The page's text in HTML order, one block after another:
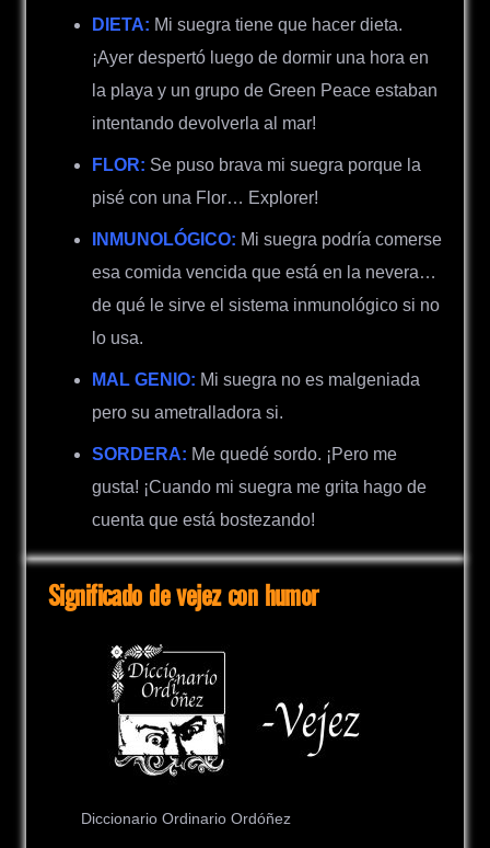
DIETA: Mi suegra tiene que hacer dieta.
¡Ayer despertó luego de dormir una hora en
la playa y un grupo de Green Peace estaban
intentando devolverla al mar!
FLOR: Se puso brava mi suegra porque la
pisé con una Flor… Explorer!
INMUNOLÓGICO: Mi suegra podría comerse
esa comida vencida que está en la nevera…
de qué le sirve el sistema inmunológico si no
lo usa.
MAL GENIO: Mi suegra no es malgeniada
pero su ametralladora si.
SORDERA: Me quedé sordo. ¡Pero me
gusta! ¡Cuando mi suegra me grita hago de
cuenta que está bostezando!
Significado de vejez con humor
Diccionario Ordinario Ordóñez